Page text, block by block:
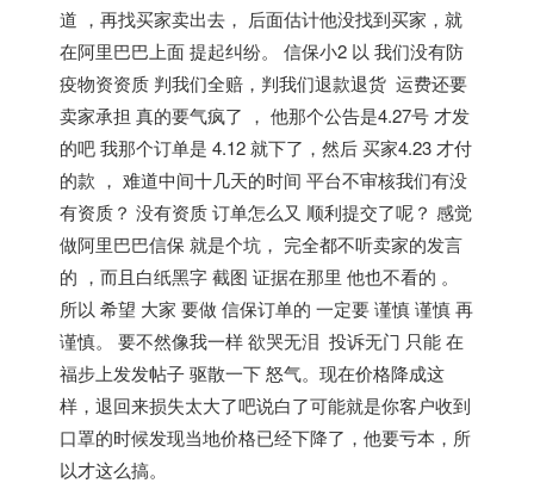
道 ，再找买家卖出去， 后面估计他没找到买家，就
在阿里巴巴上面 提起纠纷。 信保小2 以 我们没有防
疫物资资质 判我们全赔，判我们退款退货 运费还要
卖家承担 真的要气疯了 ， 他那个公告是4.27号 才发
的吧 我那个订单是 4.12 就下了，然后 买家4.23 才付
的款 ， 难道中间十几天的时间 平台不审核我们有没
有资质？ 没有资质 订单怎么又 顺利提交了呢？ 感觉
做阿里巴巴信保 就是个坑， 完全都不听卖家的发言
的 ，而且白纸黑字 截图 证据在那里 他也不看的 。
所以 希望 大家 要做 信保订单的 一定要 谨慎 谨慎 再
谨慎。 要不然像我一样 欲哭无泪 投诉无门 只能 在
福步上发发帖子 驱散一下 怒气。现在价格降成这
样，退回来损失太大了吧说白了可能就是你客户收到
口罩的时候发现当地价格已经下降了，他要亏本，所
以才这么搞。